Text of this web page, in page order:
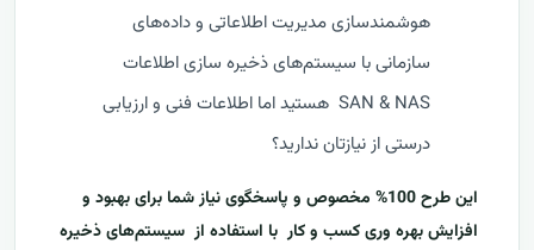
هوشمندسازی مدیریت اطلاعاتی و داده‌های
سازمانی با سیستم‌های ذخیره سازی اطلاعات
SAN & NAS هستید اما اطلاعات فنی و ارزیابی
درستی از نیازتان ندارید؟
این طرح 100% مخصوص و پاسخگوی نیاز شما برای بهبود و
افزایش بهره وری کسب و کار با استفاده از سیستم‌های ذخیره